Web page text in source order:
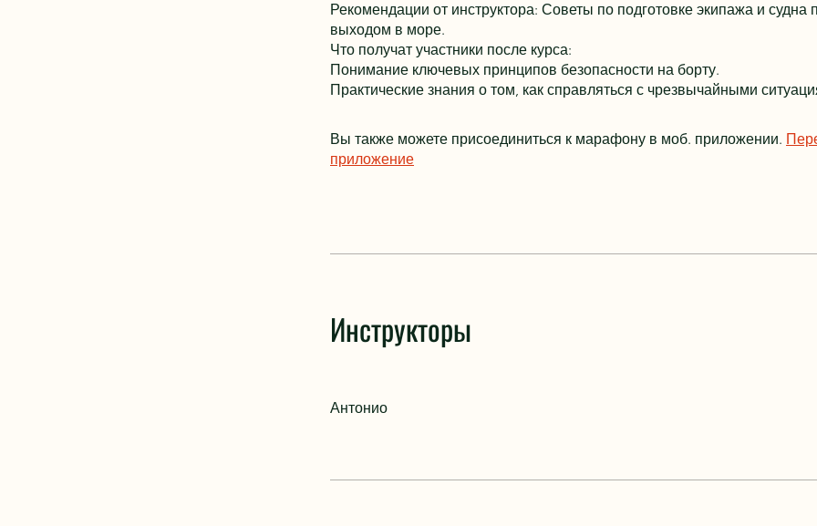
Рекомендации от инструктора: Советы по подготовке экипажа и судна
выходом в море.
Что получат участники после курса:
Понимание ключевых принципов безопасности на борту.
Практические знания о том, как справляться с чрезвычайными
Вы также можете присоединиться к марафону в моб. приложении.
приложение
Инструкторы
Антонио